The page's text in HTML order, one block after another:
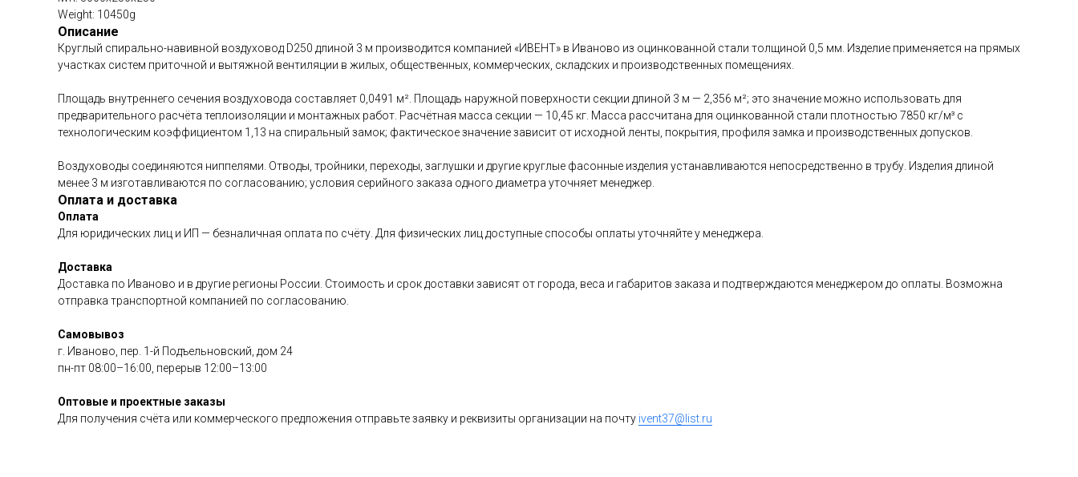
Weight: 10450g
Описание
Круглый спирально-навивной воздуховод D250 длиной 3 м производится компанией «ИВЕНТ» в Иваново из оцинкованной стали толщиной 0,5 мм. Изделие применяется на прямых
участках систем приточной и вытяжной вентиляции в жилых, общественных, коммерческих, складских и производственных помещениях.
Площадь внутреннего сечения воздуховода составляет 0,0491 м². Площадь наружной поверхности секции длиной 3 м — 2,356 м²; это значение можно использовать для
предварительного расчёта теплоизоляции и монтажных работ. Расчётная масса секции — 10,45 кг. Масса рассчитана для оцинкованной стали плотностью 7850 кг/м³ с
технологическим коэффициентом 1,13 на спиральный замок; фактическое значение зависит от исходной ленты, покрытия, профиля замка и производственных допусков.
Воздуховоды соединяются ниппелями. Отводы, тройники, переходы, заглушки и другие круглые фасонные изделия устанавливаются непосредственно в трубу. Изделия длиной
менее 3 м изготавливаются по согласованию; условия серийного заказа одного диаметра уточняет менеджер.
Оплата и доставка
Оплата
Для юридических лиц и ИП — безналичная оплата по счёту. Для физических лиц доступные способы оплаты уточняйте у менеджера.
Доставка
Доставка по Иваново и в другие регионы России. Стоимость и срок доставки зависят от города, веса и габаритов заказа и подтверждаются менеджером до оплаты. Возможна
отправка транспортной компанией по согласованию.
Самовывоз
г. Иваново, пер. 1-й Подъельновский, дом 24
пн-пт 08:00–16:00, перерыв 12:00–13:00
Оптовые и проектные заказы
Для получения счёта или коммерческого предложения отправьте заявку и реквизиты организации на почту ivent37@list.ru